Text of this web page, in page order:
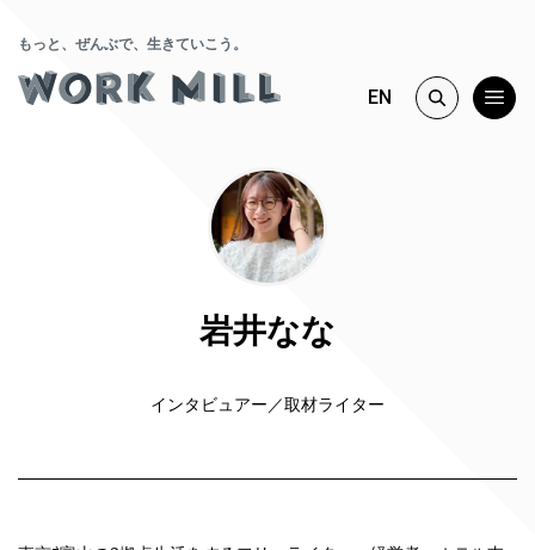
もっと、ぜんぶで、生きていこう。
EN
岩井なな
インタビュアー／取材ライター